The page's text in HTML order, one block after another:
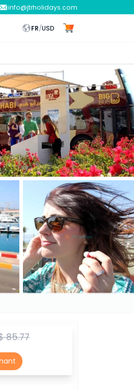
info@jtrholidays.com
FR/USD
85.77